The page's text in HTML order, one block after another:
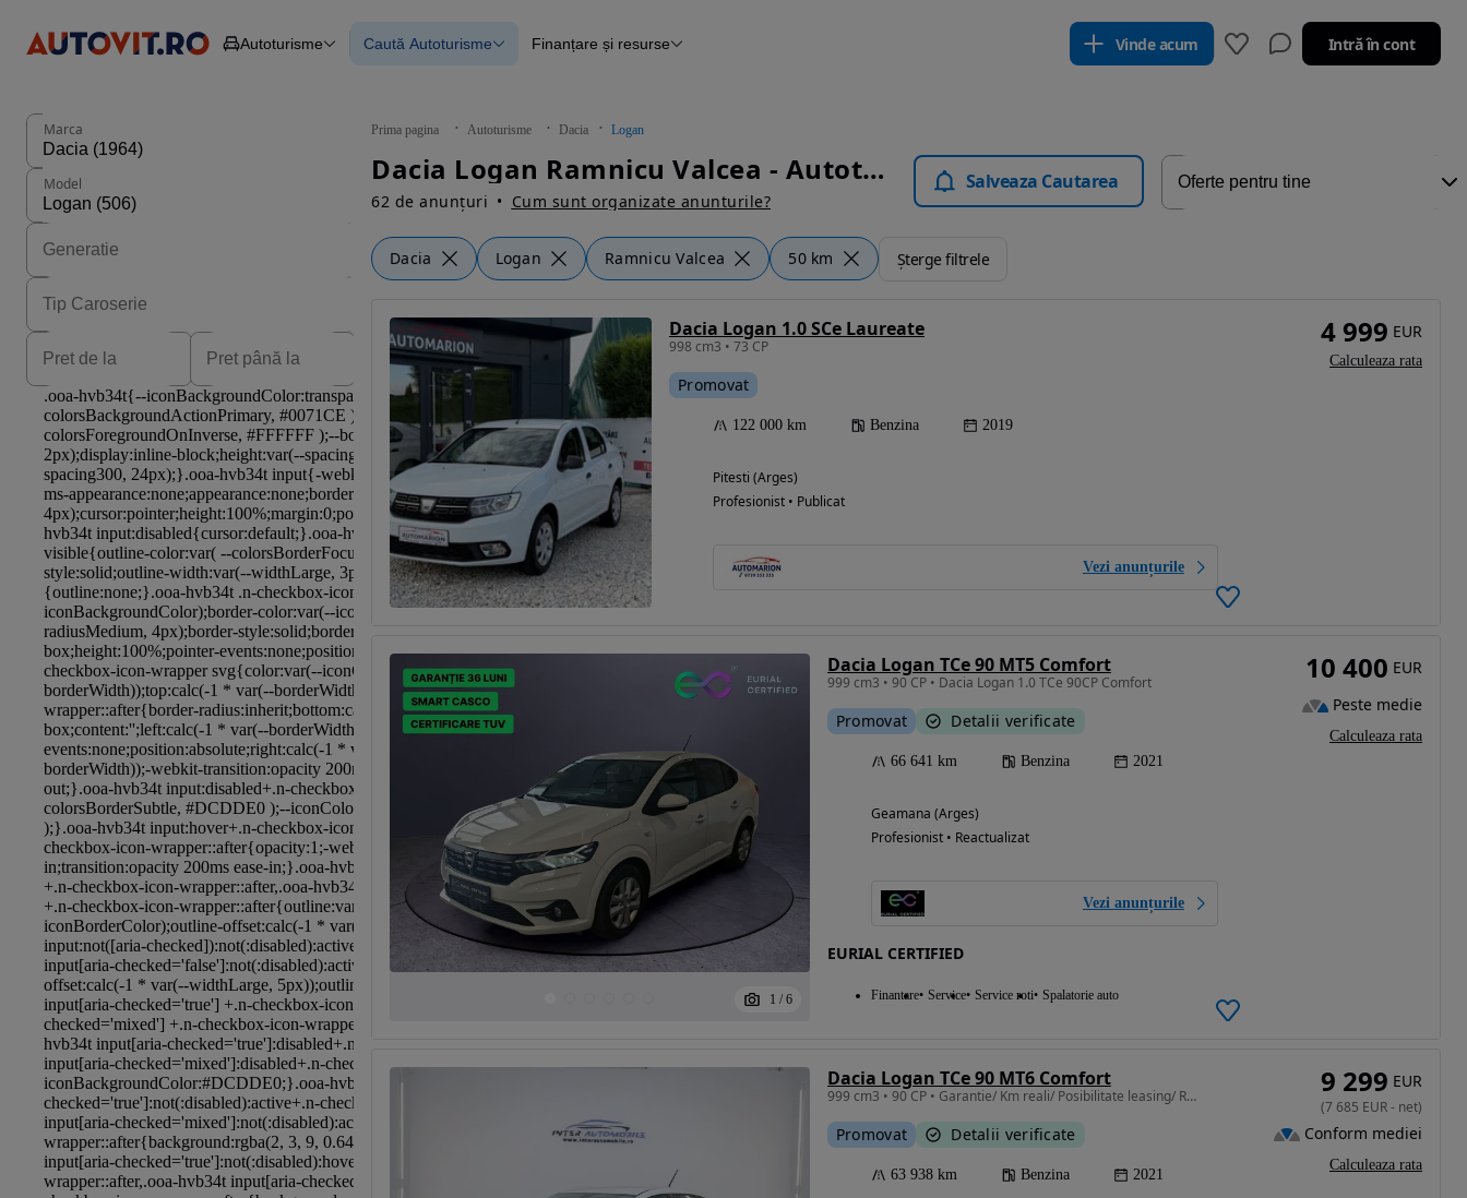
Autoturisme
Autoturisme
Mașini electrice
Mașini cu detalii verificate
Caută Autoturisme
Blog Autovit.ro
Finanțare și resurse Vinde acum Intră în cont
Prima pagina Autoturisme Dacia Logan
Dacia Logan Ramnicu Valcea - Autoturisme
62 de anunțuri Cum sunt organizate anunturile?
Salveaza Cautarea
Dacia Logan Ramnicu Valcea 50 km Șterge filtrele
Marca
Model
Eligibil pentru
Dacia Logan 1.0 SCe Laureate
998 cm3 • 73 CP
Promovat
122 000 km Benzina 2019
Pitesti (Arges)
Profesionist • Publicat
Vezi anunțurile
4 999 EUR
Calculeaza rata
1 / 6
Dacia Logan TCe 90 MT5 Comfort
999 cm3 • 90 CP • Dacia Logan 1.0 TCe 90CP Comfort
Promovat Detalii verificate
66 641 km Benzina 2021
Geamana (Arges)
Profesionist • Reactualizat
Vezi anunțurile
EURIAL CERTIFIED
Finantare Service Service roti Spalatorie auto
10 400 EUR
Peste medie
Calculeaza rata
Dacia Logan TCe 90 MT6 Comfort
999 cm3 • 90 CP • Garantie/ Km reali/ Posibilitate leasing/ Rate fixe cu buletinul
Promovat Detalii verificate
63 938 km Benzina 2021
9 299 EUR
(7 685 EUR- net)
Conform mediei
Calculeaza rata